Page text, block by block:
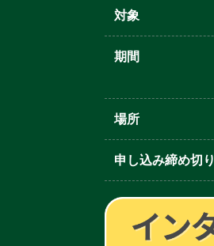
対象
期間
場所
申し込み締め切り